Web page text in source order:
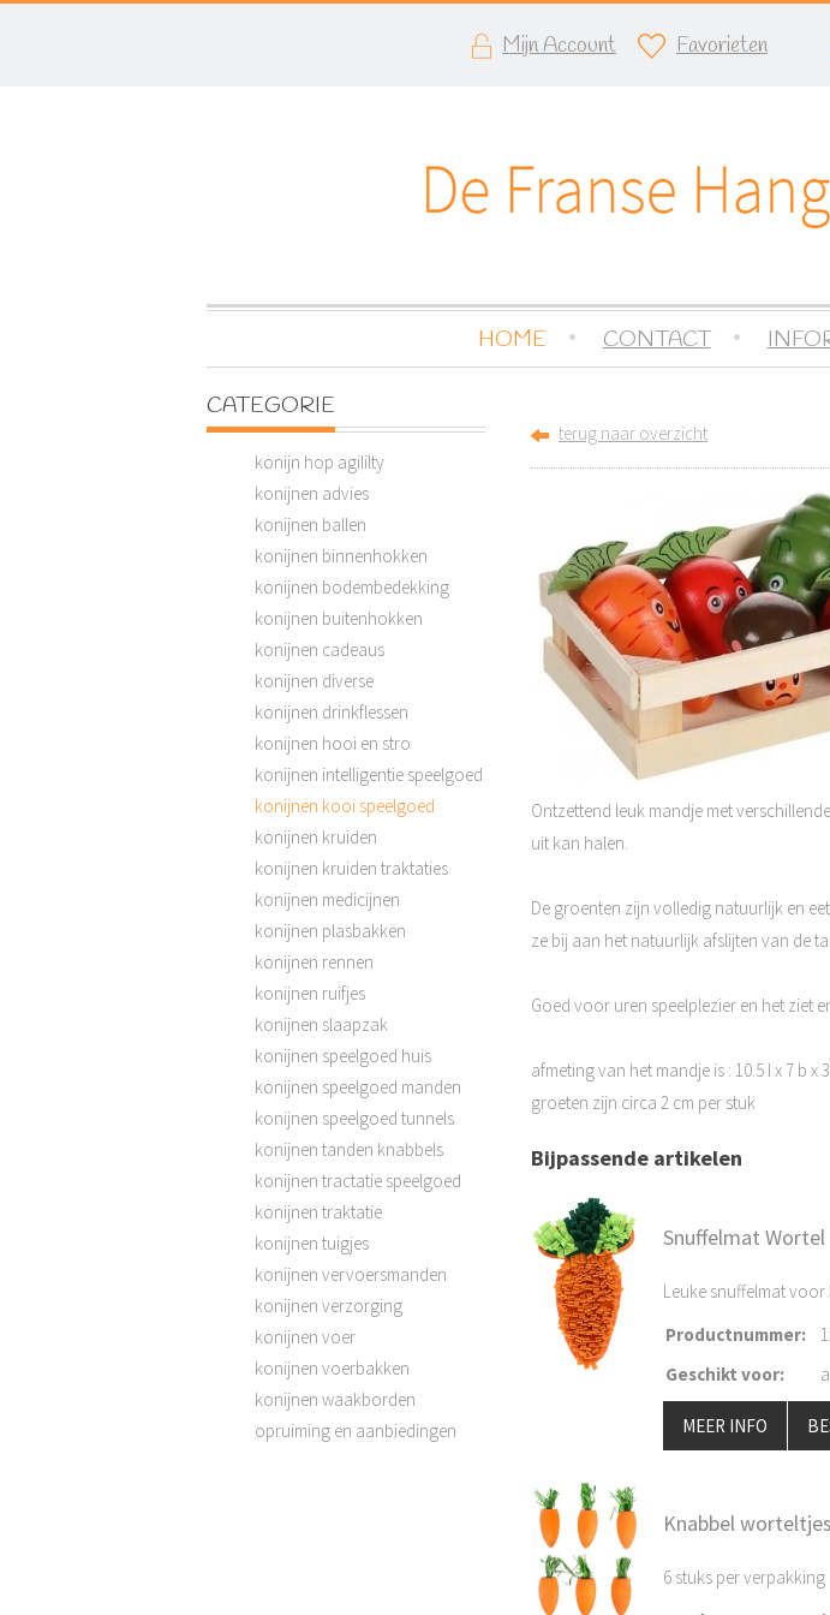
Mijn Account Favorieten
HOME CONTACT
CATEGORIE
konijn hop agililty
konijnen advies
konijnen ballen
konijnen binnenhokken
konijnen bodembedekking
konijnen buitenhokken
konijnen cadeaus
konijnen diverse
konijnen drinkflessen
konijnen hooi en stro
konijnen intelligentie speelgoed
konijnen kooi speelgoed
konijnen kruiden
konijnen kruiden traktaties
konijnen medicijnen
konijnen plasbakken
konijnen rennen
konijnen ruifjes
konijnen slaapzak
konijnen speelgoed huis
konijnen speelgoed manden
konijnen speelgoed tunnels
konijnen tanden knabbels
konijnen tractatie speelgoed
konijnen traktatie
konijnen tuigjes
konijnen vervoersmanden
konijnen verzorging
konijnen voer
konijnen voerbakken
konijnen waakborden
opruiming en aanbiedingen
terug naar overzicht
Ontzettend leuk mandje met
uit kan halen.
De groenten zijn volledig natuurlijk en
ze bij aan het natuurlijk afslijten van de
Goed voor uren speelplezier en het ziet
afmeting van het mandje is : 10.5 l x 7 b x
groeten zijn circa 2 cm per stuk
Bijpassende artikelen
Snuffelmat Wortel
Leuke snuffelmat
Productnummer:
Geschikt voor:
MEER INFO
Knabbel
6 stuks per verpakking